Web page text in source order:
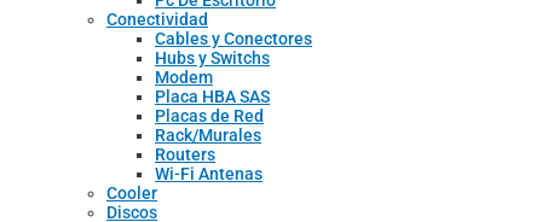
Conectividad
Cables y Conectores
Hubs y Switchs
Modem
Placa HBA SAS
Placas de Red
Rack/Murales
Routers
Wi-Fi Antenas
Cooler
Discos